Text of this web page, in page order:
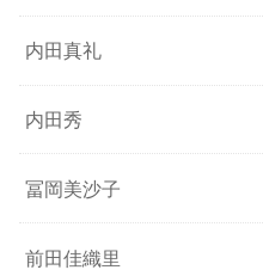
内田真礼
内田秀
冨岡美沙子
前田佳織里